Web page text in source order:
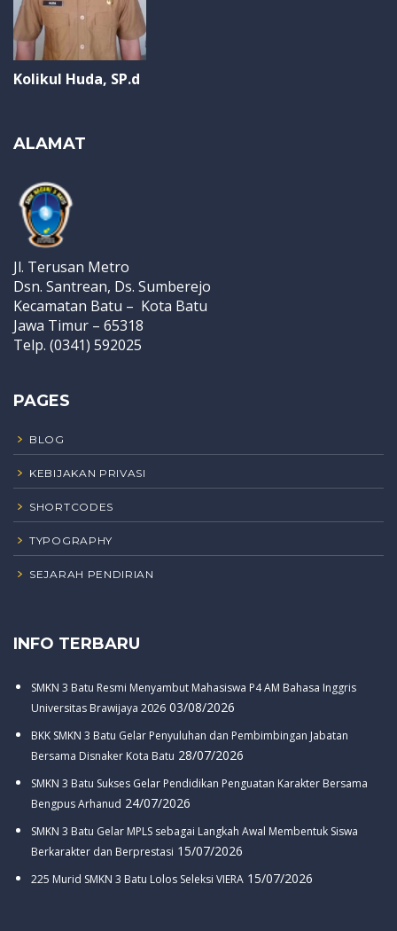
Kolikul Huda, SP.d
ALAMAT
Jl. Terusan Metro
Dsn. Santrean, Ds. Sumberejo
Kecamatan Batu – Kota Batu
Jawa Timur – 65318
Telp. (0341) 592025
PAGES
BLOG
KEBIJAKAN PRIVASI
SHORTCODES
TYPOGRAPHY
SEJARAH PENDIRIAN
INFO TERBARU
SMKN 3 Batu Resmi Menyambut Mahasiswa P4 AM Bahasa Inggris
Universitas Brawijaya 2026 03/08/2026
BKK SMKN 3 Batu Gelar Penyuluhan dan Pembimbingan Jabatan
Bersama Disnaker Kota Batu 28/07/2026
SMKN 3 Batu Sukses Gelar Pendidikan Penguatan Karakter Bersama
Bengpus Arhanud 24/07/2026
SMKN 3 Batu Gelar MPLS sebagai Langkah Awal Membentuk Siswa
Berkarakter dan Berprestasi 15/07/2026
225 Murid SMKN 3 Batu Lolos Seleksi VIERA 15/07/2026